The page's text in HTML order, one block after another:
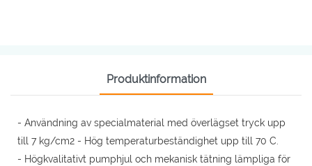
Produktinformation
- Användning av specialmaterial med överlägset tryck upp
till 7 kg/cm2 - Hög temperaturbeständighet upp till 70 C.
- Högkvalitativt pumphjul och mekanisk tätning lämpliga för